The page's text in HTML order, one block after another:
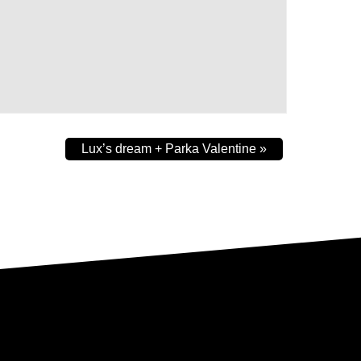
Lux’s dream + Parka Valentine »